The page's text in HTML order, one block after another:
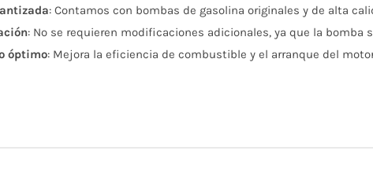
: Contamos con bombas de gasolina originales y de alta
: No se requieren modificaciones adicionales, ya que la bomba
óptimo: Mejora la eficiencia de combustible y el arranque del